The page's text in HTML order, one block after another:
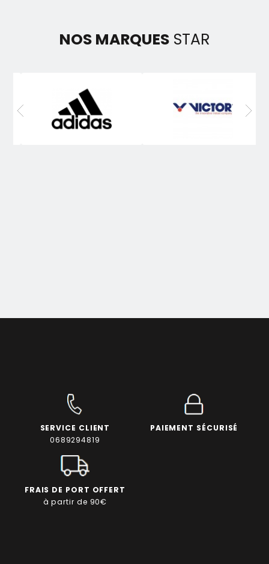
NOS MARQUES STAR
SERVICE CLIENT
0689294819
PAIEMENT SÉCURISÉ
FRAIS DE PORT OFFERT
à partir de 90€